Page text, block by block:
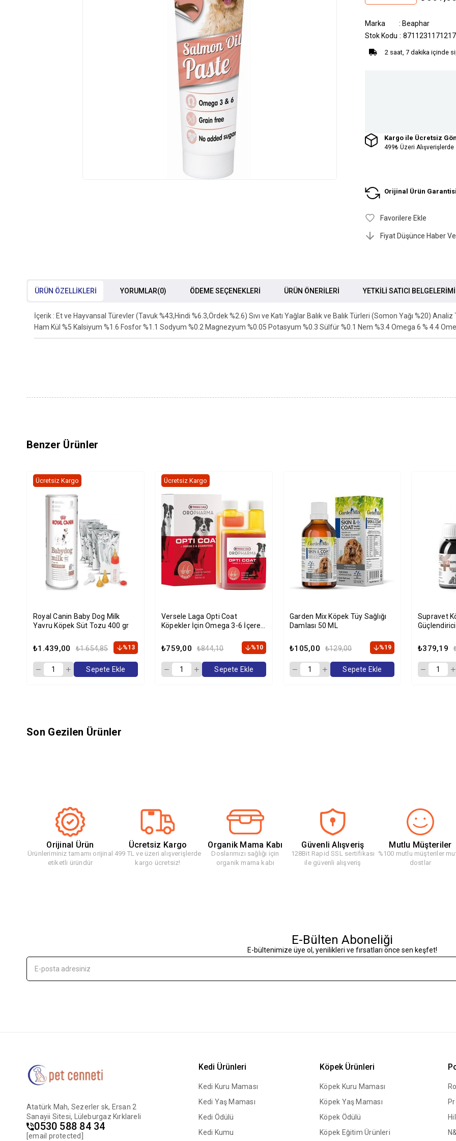
Marka : Beaphar
Stok Kodu
8711231171217
2 saat, 7 dakika içinde
Kargo ile Ücretsiz
499₺ Üzeri Alışverişlerde
Orijinal Ürün Garantisi
Favorilere Ekle
Fiyat Düşünce Haber
ÜRÜN ÖZELLIKLERI YORUMLAR(0) ÖDEME SEÇENEKLERI ÜRÜN ÖNERILERI YETKİLİ SATICI
İçerik : Et ve Hayvansal Türevler (Tavuk %43,Hindi %6.3,Ördek %2.6) Sıvı ve Katı Yağlar Balık ve Balık Türleri (Somon Yağı %20)
Ham Kül %5 Kalsiyum %1.6 Fosfor %1.1 Sodyum %0.2 Magnezyum %0.05 Potasyum %0.3 Sülfür %0.1 Nem %3.4 Omega 6 % 4.4
Benzer Ürünler
Royal Canin Baby Dog Milk
Yavru Köpek Süt Tozu 400 gr
₺1.439,00 ₺1.654,85 %13
Ücretsiz Kargo
Sepete Ekle
Versele Laga Opti Coat
Köpekler İçin Omega 3-6 İçeren
₺759,00 ₺844,10 %10
Ücretsiz Kargo
Sepete Ekle
Garden Mix Köpek Tüy Sağlığı
Damlası 50 ML
₺105,00 ₺129,00 %19
Sepete Ekle
Supravet
Güçlendirici
₺379,19
Son Gezilen Ürünler
Orijinal Ürün
Ürünleriminiz tamamı orijinal
etiketli üründür
Ücretsiz Kargo
499 TL ve üzeri alışverişlerde
kargo ücretsiz!
Organik Mama Kabı
Doslarımızı sağlığı için
organik mama kabı
Güvenli Alışveriş
128Bit Rapid SSL sertifikası
ile güvenli alışveriş
Mutlu Müşteriler
%100 mutlu müşteriler
dostlar
E-Bülten Aboneliği
E-bültenimize üye ol, yenilikleri ve fırsatları önce sen keşfet!
Atatürk Mah, Sezerler sk, Ersan 2
Sanayii Sitesi, Lüleburgaz Kırklareli
0530 588 84 34
[email protected]
Kedi Ürünleri
Kedi Kuru Maması
Kedi Yaş Maması
Kedi Ödülü
Kedi Kumu
Köpek Ürünleri
Köpek Kuru Maması
Köpek Yaş Maması
Köpek Ödülü
Köpek Eğitim Ürünleri